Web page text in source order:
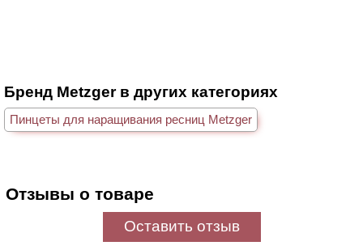
Бренд Metzger в других категориях
Пинцеты для наращивания ресниц Metzger
Отзывы о товаре
Оставить отзыв